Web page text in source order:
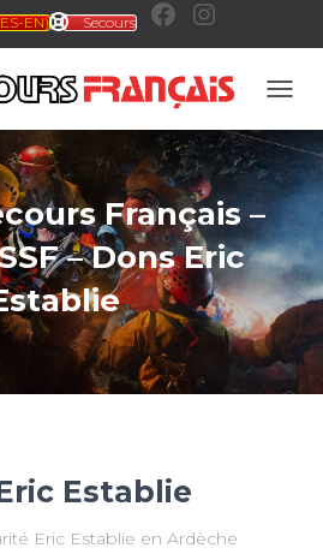
EN) Secours
F
c
e
b
o
I
s
t
a
g
a
Français –
– Dons Eric
Establie
Eric Establie en Ardèche